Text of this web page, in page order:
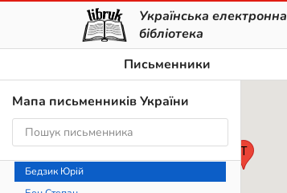
Українська електронна
бібліотека
Письменники
Мапа письменників України
Арєнєв Володимир
Афанасьєв-Чужбинський Олександр
Багряна Ганна
Багряний Іван
Бажан Микола
Барка Василь
Бедзик Юрій
К Т